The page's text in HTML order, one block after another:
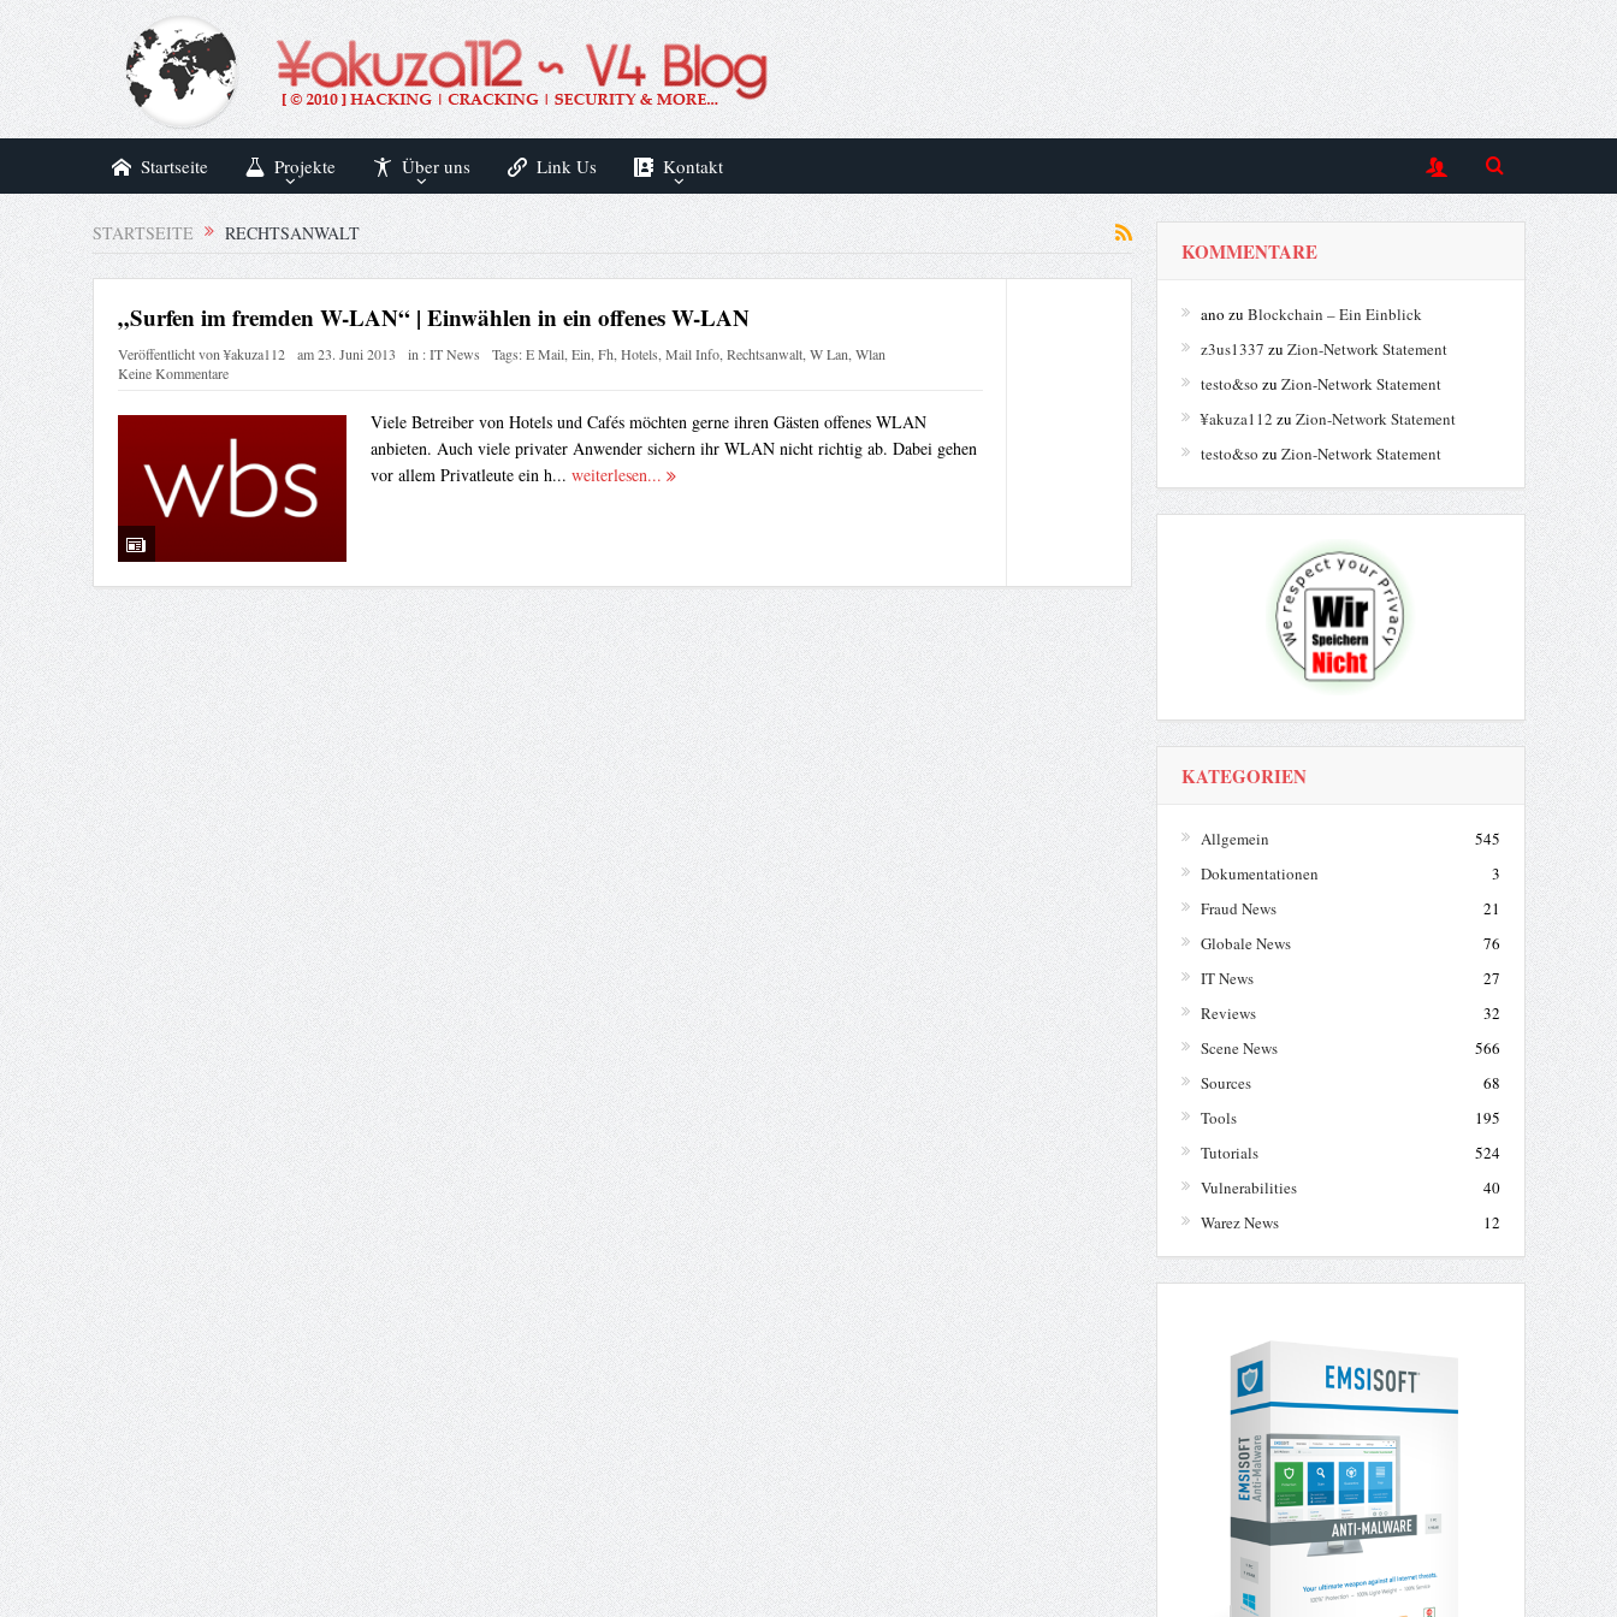
Startseite Projekte Über uns Link Us Kontakt
STARTSEITE RECHTSANWALT
„Surfen im fremden W-LAN“ | Einwählen in ein offenes W-LAN
Veröffentlicht von¥akuza112 am23. Juni 2013 in :IT News Tags:E Mail,Ein,Fh,Hotels,Mail Info,Rechtsanwalt,W Lan,Wlan
Keine Kommentare
Viele Betreiber von Hotels und Cafés möchten gerne ihren Gästen offenes WLAN
anbieten. Auch viele privater Anwender sichern ihr WLAN nicht richtig ab. Dabei gehen
vor allem Privatleute ein h... weiterlesen...
KOMMENTARE
ano zu Blockchain – Ein Einblick
z3us1337 zu Zion-Network Statement
testo&so zu Zion-Network Statement
¥akuza112 zu Zion-Network Statement
testo&so zu Zion-Network Statement
KATEGORIEN
Allgemein
545
Dokumentationen
3
Fraud News
21
Globale News
76
IT News
27
Reviews
32
Scene News
566
Sources
68
Tools
195
Tutorials
524
Vulnerabilities
40
Warez News
12